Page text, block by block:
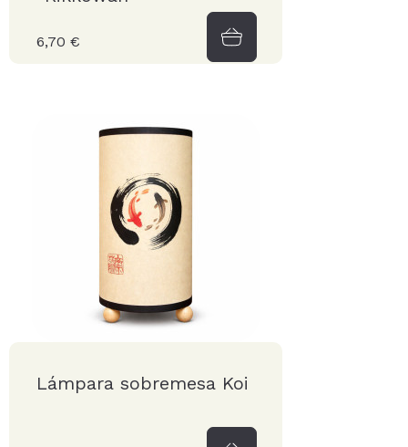
6,70 €
Lámpara sobremesa Koi